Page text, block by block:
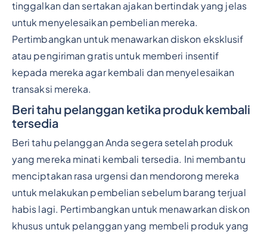
tinggalkan dan sertakan ajakan bertindak yang jelas
untuk menyelesaikan pembelian mereka.
Pertimbangkan untuk menawarkan diskon eksklusif
atau pengiriman gratis untuk memberi insentif
kepada mereka agar kembali dan menyelesaikan
transaksi mereka.
Beri tahu pelanggan ketika produk kembali
tersedia
Beri tahu pelanggan Anda segera setelah produk
yang mereka minati kembali tersedia. Ini membantu
menciptakan rasa urgensi dan mendorong mereka
untuk melakukan pembelian sebelum barang terjual
habis lagi. Pertimbangkan untuk menawarkan diskon
khusus untuk pelanggan yang membeli produk yang